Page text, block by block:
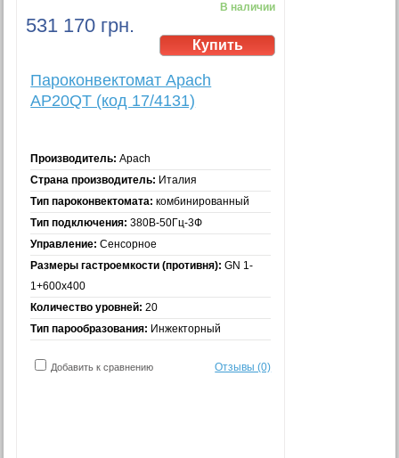
531 170 грн.
В наличии
Пароконвектомат Apach
AP20QT (код 17/4131)
Производитель: Apach
Страна производитель: Италия
Тип пароконвектомата: комбинированный
Тип подключения: 380В-50Гц-3Ф
Управление: Сенсорное
Размеры гастроемкости (противня): GN 1-
1+600x400
Количество уровней: 20
Тип парообразования: Инжекторный
Добавить к сравнению Отзывы (0)